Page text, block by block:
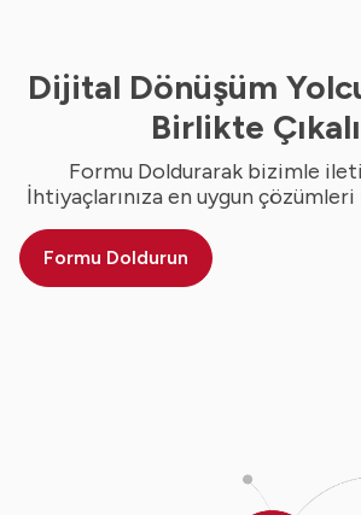
Dijital Dönüşüm
Birlikte
Formu Doldurarak bizimle
İhtiyaçlarınıza en uygun
Formu Doldurun